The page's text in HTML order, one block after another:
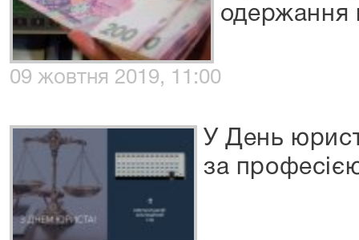
одержання
09 жовтня 2019, 11:00
У День
за